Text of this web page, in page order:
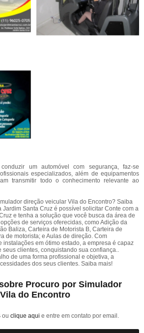
um automóvel com segurança, faz-se
especializados, além de equipamentos
transmitir todo o conhecimento relevante ao
direção veicular Vila do Encontro? Saiba
Jardim Santa Cruz é possível solicitar Conte com a
e tenha a solução que você busca da área de
de serviços oferecidas, como Adição da
Baliza, Carteira de Motorista B, Carteira de
de motorista; e Aulas de direção. Com
instalações em ótimo estado, a empresa é capaz
seus clientes, conquistando sua confiança..
de uma forma profissional e objetiva, a
dos seus clientes. Saiba mais!
Procuro por Simulador
do Encontro
ou clique aqui e entre em contato por email.